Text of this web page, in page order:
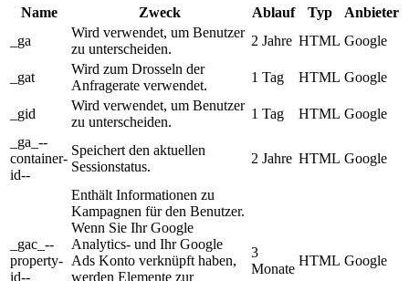
Name Zweck Ablauf Typ
Anbieter
_ga
Wird verwendet, um Benutzer
zu unterscheiden.
2 Jahre HTML Google
_gat
Wird zum Drosseln der
Anfragerate verwendet.
1 Tag HTML Google
_gid
Wird verwendet, um Benutzer
zu unterscheiden.
1 Tag HTML Google
_ga_--
container-
id--
Speichert den aktuellen
Sessionstatus.
2 Jahre HTML Google
_gac_--
property-
id--
Enthält Informationen zu
Kampagnen für den Benutzer.
Wenn Sie Ihr Google
Analytics- und Ihr Google
Ads Konto verknüpft haben,
werden Elemente zur
3
Monate
HTML Google